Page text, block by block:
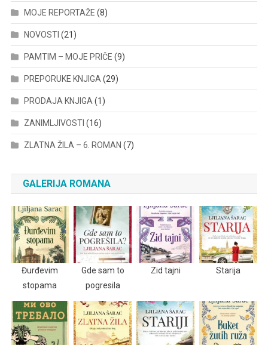
MOJE REPORTAŽE (8)
NOVOSTI (21)
PAMTIM – MOJE PRIČE (9)
PREPORUKE KNJIGA (29)
PRODAJA KNJIGA (1)
ZANIMLJIVOSTI (16)
ZLATNA ŽILA – 6. ROMAN (7)
GALERIJA ROMANA
Đurđevim
stopama
Gde sam to
pogresila
Zid tajni Starija